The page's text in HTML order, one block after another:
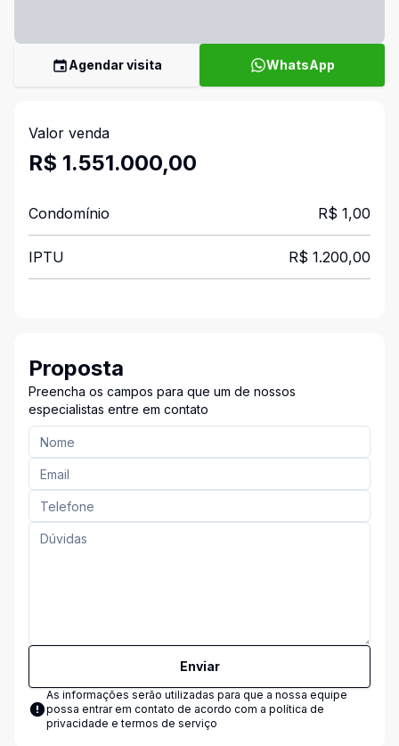
Agendar visita WhatsApp
Valor venda
R$ 1.551.000,00
Condomínio R$ 1,00
IPTU R$ 1.200,00
Proposta
Preencha os campos para que um de nossos
especialistas entre em contato
Enviar
As informações serão utilizadas para que a nossa equipe
possa entrar em contato de acordo com a política de
privacidade e termos de serviço